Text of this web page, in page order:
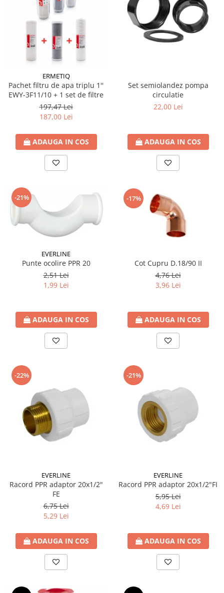
Detergenti
Ustensile Gradina
ERMETIQ
Pachet filtru de apa triplu 1''
EWY-3F11/10 + 1 set de filtre
197,47 Lei
187,00 Lei
ADAUGA IN COS
Set semiolandez pompa
circulatie
22,00 Lei
ADAUGA IN COS
-21%
EVERLINE
Punte ocolire PPR 20
2,51 Lei
1,99 Lei
ADAUGA IN COS
-17%
Cot Cupru D.18/90 II
4,76 Lei
3,96 Lei
ADAUGA IN COS
-22%
EVERLINE
Racord PPR adaptor 20x1/2"
FE
6,75 Lei
5,29 Lei
ADAUGA IN COS
-21%
EVERLINE
Racord PPR adaptor 20x1/2"FI
5,95 Lei
4,69 Lei
ADAUGA IN COS